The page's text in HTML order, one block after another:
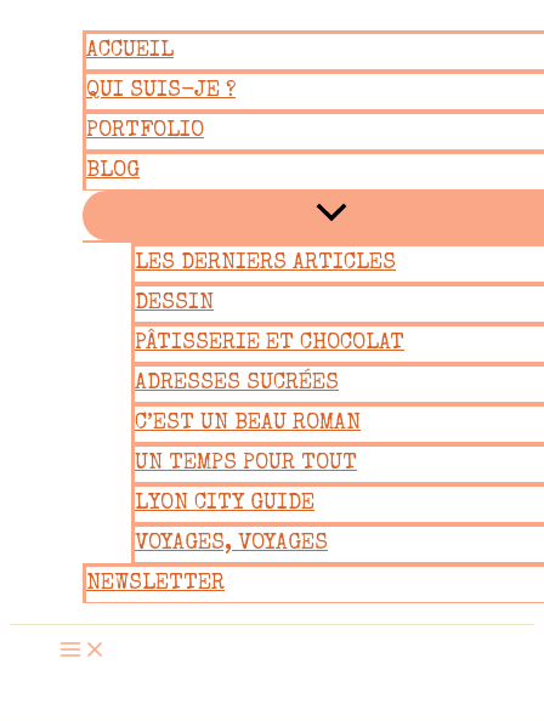
contenu
ACCUEIL
QUI SUIS-JE ?
PORTFOLIO
BLOG
LES DERNIERS ARTICLES
DESSIN
PÂTISSERIE ET CHOCOLAT
ADRESSES SUCRÉES
C’EST UN BEAU ROMAN
UN TEMPS POUR TOUT
LYON CITY GUIDE
VOYAGES, VOYAGES
NEWSLETTER